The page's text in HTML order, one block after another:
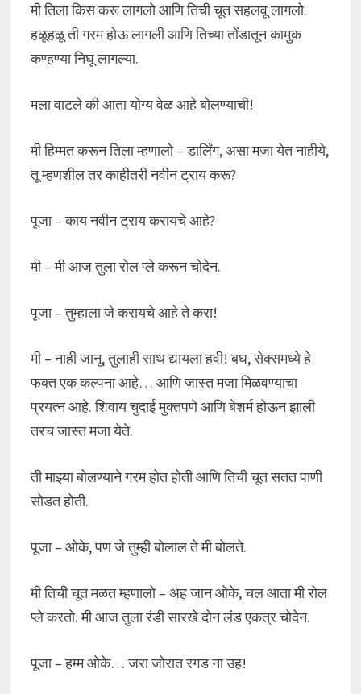
मी तिला किस करू लागलो आणि तिची चूत सहलवू लागलो.
हळूहळू ती गरम होऊ लागली आणि तिच्या तोंडातून कामुक
कण्हण्या निघू लागल्या.
मला वाटले की आता योग्य वेळ आहे बोलण्याची!
मी हिम्मत करून तिला म्हणालो – डार्लिंग, असा मजा येत नाहीये,
तू म्हणशील तर काहीतरी नवीन ट्राय करू?
पूजा – काय नवीन ट्राय करायचे आहे?
मी – मी आज तुला रोल प्ले करून चोदेन.
पूजा – तुम्हाला जे करायचे आहे ते करा!
मी – नाही जानू, तुलाही साथ द्यायला हवी! बघ, सेक्समध्ये हे
फक्त एक कल्पना आहे… आणि जास्त मजा मिळवण्याचा
प्रयत्न आहे. शिवाय चुदाई मुक्तपणे आणि बेशर्म होऊन झाली
तरच जास्त मजा येते.
ती माझ्या बोलण्याने गरम होत होती आणि तिची चूत सतत पाणी
सोडत होती.
पूजा – ओके, पण जे तुम्ही बोलाल ते मी बोलते.
मी तिची चूत मळत म्हणालो – अह जान ओके, चल आता मी रोल
प्ले करतो. मी आज तुला रंडी सारखे दोन लंड एकत्र चोदेन.
पूजा – हम्म ओके… जरा जोरात रगड ना उह!